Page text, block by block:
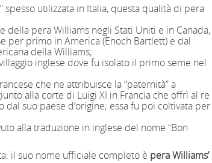
utilizzata in Italia, questa qualità di pera
della pera Williams negli Stati Uniti e in Canada,
per primo in America (Enoch Bartlett) e dal
della Williams;
inglese dove fu isolato il primo seme nel
che ne attribuisce la “paternità” a
alla corte di Luigi XI in Francia che offrì al re
suo paese d’origine; essa fu poi coltivata per
alla traduzione in inglese del nome “Bon
il suo nome ufficiale completo è pera Williams’